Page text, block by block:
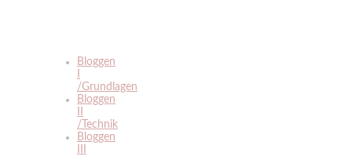
Bloggen
/Grundlagen
Bloggen
/Technik
Bloggen